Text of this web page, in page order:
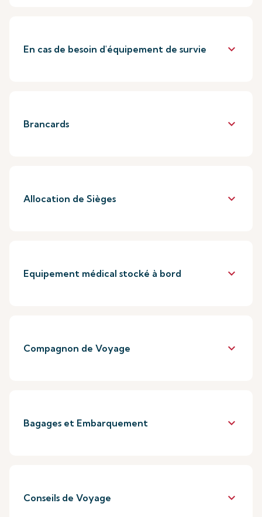
En cas de besoin d'équipement de survie keyboard_arrow_down
Brancards keyboard_arrow_down
Allocation de Sièges keyboard_arrow_down
Equipement médical stocké à bord keyboard_arrow_down
Compagnon de Voyage keyboard_arrow_down
Bagages et Embarquement keyboard_arrow_down
Conseils de Voyage keyboard_arrow_down